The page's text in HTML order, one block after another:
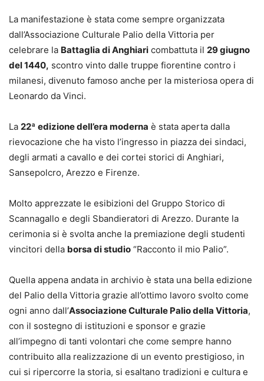
La manifestazione è stata come sempre organizzata
dall’Associazione Culturale Palio della Vittoria per
celebrare la Battaglia di Anghiari combattuta il 29 giugno
del 1440, scontro vinto dalle truppe fiorentine contro i
milanesi, divenuto famoso anche per la misteriosa opera di
Leonardo da Vinci.
La 22ª edizione dell’era moderna è stata aperta dalla
rievocazione che ha visto l’ingresso in piazza dei sindaci,
degli armati a cavallo e dei cortei storici di Anghiari,
Sansepolcro, Arezzo e Firenze.
Molto apprezzate le esibizioni del Gruppo Storico di
Scannagallo e degli Sbandieratori di Arezzo. Durante la
cerimonia si è svolta anche la premiazione degli studenti
vincitori della borsa di studio “Racconto il mio Palio”.
Quella appena andata in archivio è stata una bella edizione
del Palio della Vittoria grazie all’ottimo lavoro svolto come
ogni anno dall’Associazione Culturale Palio della Vittoria,
con il sostegno di istituzioni e sponsor e grazie
all’impegno di tanti volontari che come sempre hanno
contribuito alla realizzazione di un evento prestigioso, in
cui si ripercorre la storia, si esaltano tradizioni e cultura e